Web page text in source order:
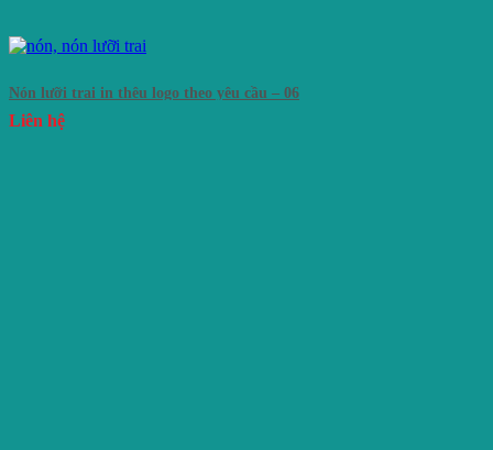
Nón lưỡi trai in thêu logo theo yêu cầu – 06
Liên hệ